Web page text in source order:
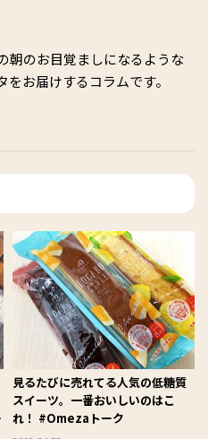
朝のお目覚ましになるような
お届けするコラムです。
見るたびに売れてる人気の低糖質
スイーツ。一番おいしいのはこ
れ！ #Omezaトーク